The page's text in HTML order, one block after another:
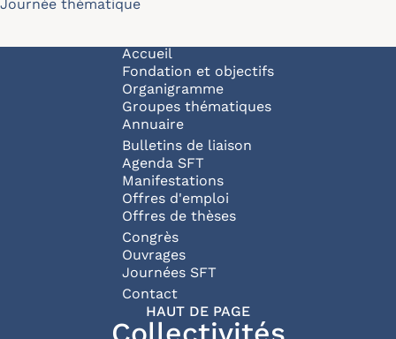
Journée thématique
Navigation principale
Accueil
Fondation et objectifs
Organigramme
Groupes thématiques
Annuaire
Bulletins de liaison
Agenda SFT
Manifestations
Offres d'emploi
Offres de thèses
Congrès
Ouvrages
Journées SFT
Pied de page
Contact
HAUT DE PAGE